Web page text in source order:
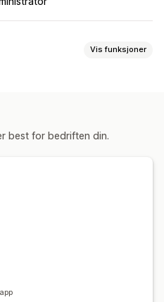
Vis funksjoner
Kryssalgspakker
best for bedriften din.